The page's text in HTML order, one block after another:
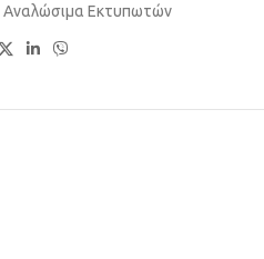
Αναλώσιμα Εκτυπωτών